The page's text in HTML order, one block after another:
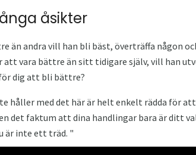
åsikter
andra vill han bli bäst, överträffa någon
vara bättre än sitt tidigare själv, vill han
dig att bli bättre?
håller med det här är helt enkelt rädda för
det faktum att dina handlingar bara är ditt
är inte ett träd. "